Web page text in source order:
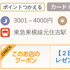
ポイントつかえる
3001～4000円
【
レゼ